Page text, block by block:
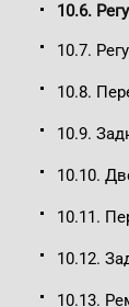
10.6.
10.7.
10.8.
10.9.
10.10.
10.11.
10.12.
10.13.